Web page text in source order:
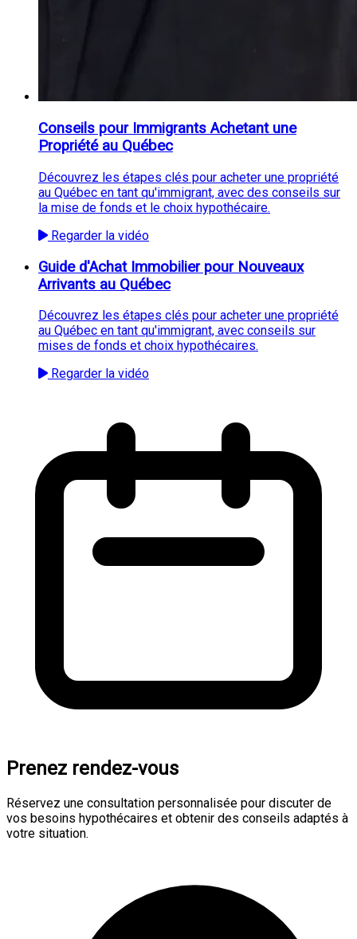
Conseils pour Immigrants Achetant une
Propriété au Québec
Découvrez les étapes clés pour acheter une propriété
au Québec en tant qu'immigrant, avec des conseils sur
la mise de fonds et le choix hypothécaire.
Regarder la vidéo
Guide d'Achat Immobilier pour Nouveaux
Arrivants au Québec
Découvrez les étapes clés pour acheter une propriété
au Québec en tant qu'immigrant, avec conseils sur
mises de fonds et choix hypothécaires.
Regarder la vidéo
Prenez rendez-vous
Réservez une consultation personnalisée pour discuter de
vos besoins hypothécaires et obtenir des conseils adaptés à
votre situation.